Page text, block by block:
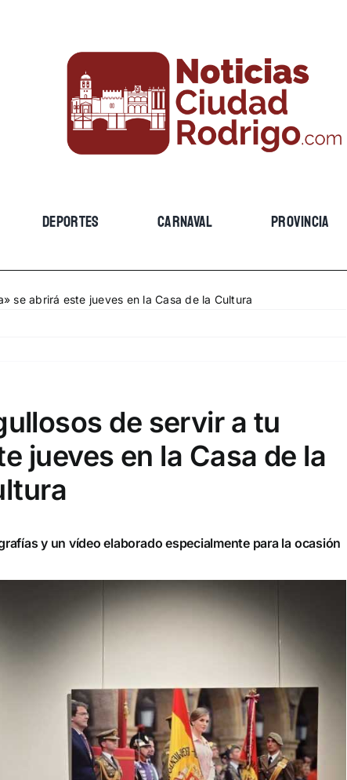
DEPORTES CARNAVAL PROVINCIA
se abrirá este jueves en la Casa de la Cultura
de servir a tu
jueves en la Casa de la
y un vídeo elaborado especialmente para la ocasión